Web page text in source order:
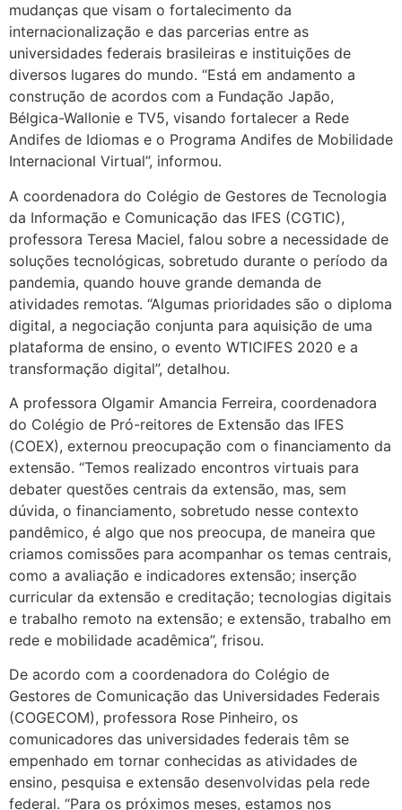
mudanças que visam o fortalecimento da
internacionalização e das parcerias entre as
universidades federais brasileiras e instituições de
diversos lugares do mundo. “Está em andamento a
construção de acordos com a Fundação Japão,
Bélgica-Wallonie e TV5, visando fortalecer a Rede
Andifes de Idiomas e o Programa Andifes de Mobilidade
Internacional Virtual”, informou.
A coordenadora do Colégio de Gestores de Tecnologia
da Informação e Comunicação das IFES (CGTIC),
professora Teresa Maciel, falou sobre a necessidade de
soluções tecnológicas, sobretudo durante o período da
pandemia, quando houve grande demanda de
atividades remotas. “Algumas prioridades são o diploma
digital, a negociação conjunta para aquisição de uma
plataforma de ensino, o evento WTICIFES 2020 e a
transformação digital”, detalhou.
A professora Olgamir Amancia Ferreira, coordenadora
do Colégio de Pró-reitores de Extensão das IFES
(COEX), externou preocupação com o financiamento da
extensão. “Temos realizado encontros virtuais para
debater questões centrais da extensão, mas, sem
dúvida, o financiamento, sobretudo nesse contexto
pandêmico, é algo que nos preocupa, de maneira que
criamos comissões para acompanhar os temas centrais,
como a avaliação e indicadores extensão; inserção
curricular da extensão e creditação; tecnologias digitais
e trabalho remoto na extensão; e extensão, trabalho em
rede e mobilidade acadêmica”, frisou.
De acordo com a coordenadora do Colégio de
Gestores de Comunicação das Universidades Federais
(COGECOM), professora Rose Pinheiro, os
comunicadores das universidades federais têm se
empenhado em tornar conhecidas as atividades de
ensino, pesquisa e extensão desenvolvidas pela rede
federal. “Para os próximos meses, estamos nos